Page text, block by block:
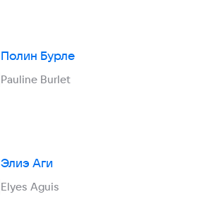
Полин Бурле
Pauline Burlet
Элиэ Аги
Elyes Aguis